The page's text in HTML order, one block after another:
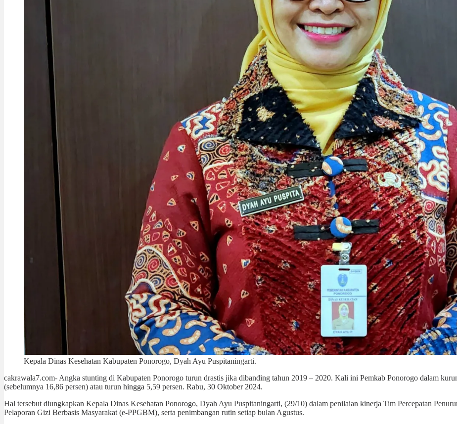
Kepala Dinas Kesehatan Kabupaten Ponorogo, Dyah Ayu Puspitaningarti.
cakrawala7.com- Angka stunting di Kabupaten Ponorogo turun drastis jika dibanding tahun 2019 – 2020. Kali ini Pemkab Ponorogo dalam
(sebelumnya 16,86 persen) atau turun hingga 5,59 persen. Rabu, 30 Oktober 2024.
Hal tersebut diungkapkan Kepala Dinas Kesehatan Ponorogo, Dyah Ayu Puspitaningarti, (29/10) dalam penilaian kinerja Tim Percepatan
Pelaporan Gizi Berbasis Masyarakat (e-PPGBM), serta penimbangan rutin setiap bulan Agustus.